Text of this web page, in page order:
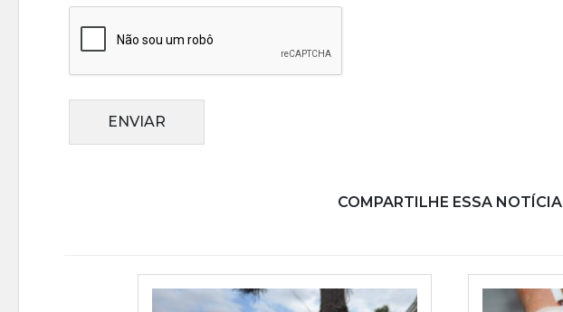
ENVIAR
COMPARTILHE ESSA NOTÍCIA